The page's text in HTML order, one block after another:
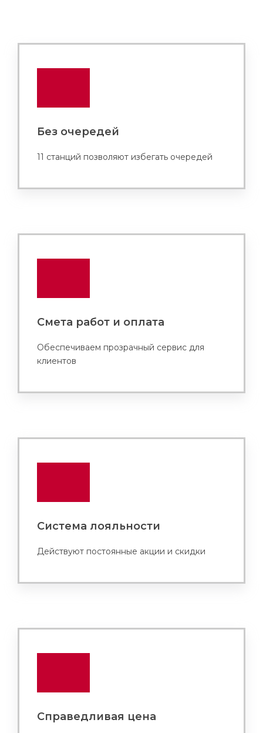
Без очередей
11 станций позволяют избегать очередей
Смета работ и оплата
Обеспечиваем прозрачный сервис для
клиентов
Система лояльности
Действуют постоянные акции и скидки
Справедливая цена